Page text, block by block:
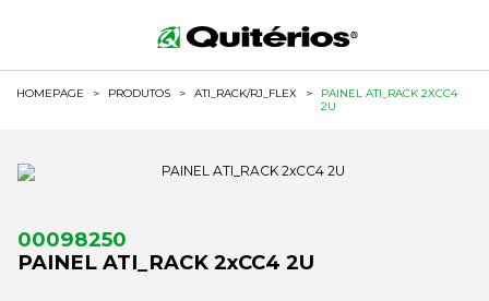
HOMEPAGE > PRODUTOS > ATI_RACK/RJ_FLEX >
PAINEL ATI_RACK 2XCC4
2U
00098250
PAINEL ATI_RACK 2xCC4 2U